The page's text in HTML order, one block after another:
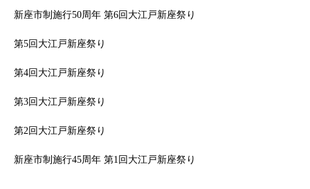
新座市制施行50周年 第6回大江戸新座祭り
第5回大江戸新座祭り
第4回大江戸新座祭り
第3回大江戸新座祭り
第2回大江戸新座祭り
新座市制施行45周年 第1回大江戸新座祭り